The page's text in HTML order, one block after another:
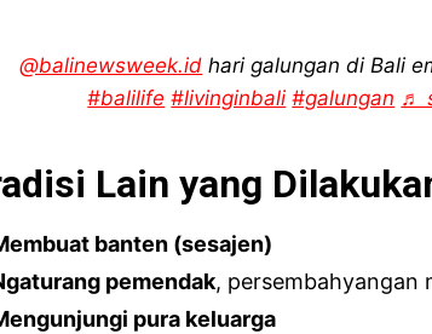
@balinewsweek.id hari galungan di Bali
#balilife #livinginbali #galungan ♬
Lain yang
banten (sesajen)
pemendak, persembahyangan
pura keluarga